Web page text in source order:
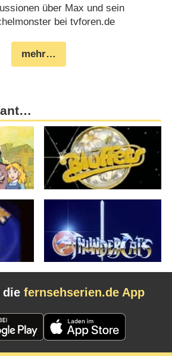
über Max und sein
bei tvforen.de
mehr…
die fernsehserien.de App